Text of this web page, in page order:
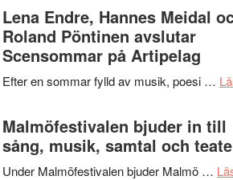
Trustorhärvan
–
fascinerande,
spännande
och
mycket
att
tänka
Lena Endre, Hannes Meidal
Roland Pöntinen avslutar
Scensommar på Artipelag
Efter en sommar fylld av musik, poesi …
Malmöfestivalen bjuder in till
sång, musik, samtal och
Under Malmöfestivalen bjuder Malmö …